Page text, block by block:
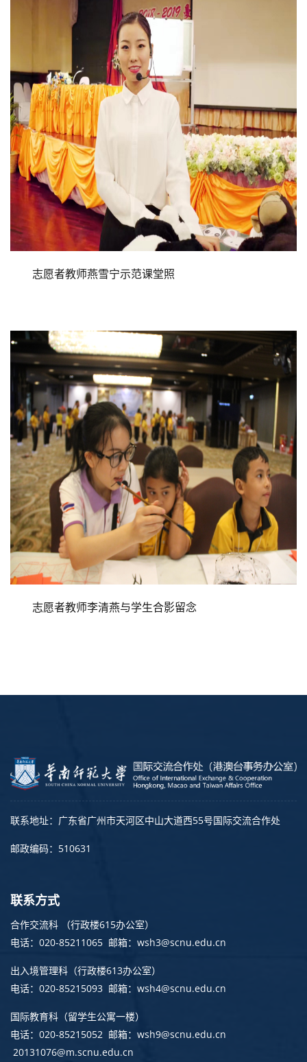
志愿者教师燕雪宁示范课堂照
志愿者教师李清燕与学生合影留念
联系地址：广东省广州市天河区中山大道西55号国际交流合作处
邮政编码：510631
联系方式
合作交流科 （行政楼615办公室）
电话：020-85211065 邮箱：wsh3@scnu.edu.cn
出入境管理科 （行政楼613办公室）
电话：020-85215093 邮箱：wsh4@scnu.edu.cn
国际教育科（留学生公寓一楼）
电话：020-85215052 邮箱：wsh9@scnu.edu.cn
20131076@m.scnu.edu.cn